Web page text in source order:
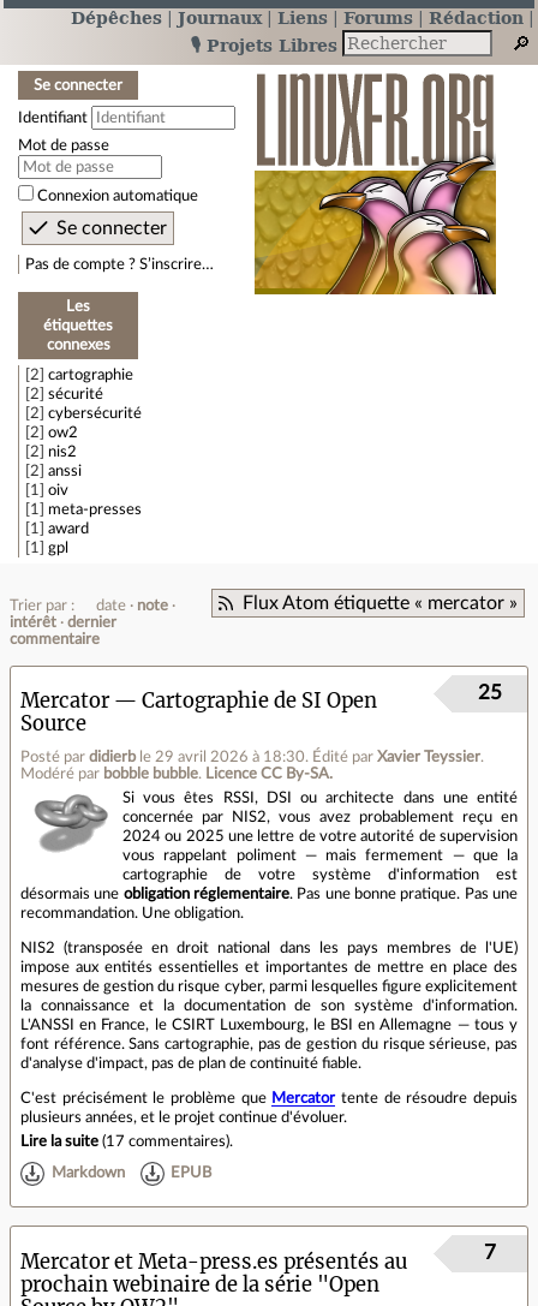
Dépêches Journaux Liens Forums
Rédaction
🎙️ Projets Libres
Se connecter
Identifiant
Mot de passe
Connexion automatique
Pas de compte ? S’inscrire…
Les
étiquettes
connexes
2
cartographie
2
sécurité
2
cybersécurité
2
ow2
2
nis2
2
anssi
1
oiv
1
meta-presses
1
award
1
gpl
Flux Atom étiquette « mercator »
Trier par : date
note
intérêt
dernier
commentaire
Mercator — Cartographie de SI Open
Source
Posté par didierb le 29 avril 2026 à 18:30. Édité par Xavier Teyssier.
Modéré par bobble bubble. Licence CC By‑SA.
25
Si vous êtes RSSI, DSI ou architecte dans une entité
concernée par NIS2, vous avez probablement reçu en
2024 ou 2025 une lettre de votre autorité de supervision
vous rappelant poliment — mais fermement — que la
cartographie de votre système d'information est
désormais une obligation réglementaire. Pas une bonne pratique. Pas une
recommandation. Une obligation.
NIS2 (transposée en droit national dans les pays membres de l'UE)
impose aux entités essentielles et importantes de mettre en place des
mesures de gestion du risque cyber, parmi lesquelles figure explicitement
la connaissance et la documentation de son système d'information.
L'ANSSI en France, le CSIRT Luxembourg, le BSI en Allemagne — tous y
font référence. Sans cartographie, pas de gestion du risque sérieuse, pas
d'analyse d'impact, pas de plan de continuité fiable.
C'est précisément le problème que Mercatortente de résoudre depuis
plusieurs années, et le projet continue d'évoluer.
Lire la suite (17 commentaires).
Markdown EPUB
Mercator et Meta-press.es présentés au
prochain webinaire de la série "Open
7